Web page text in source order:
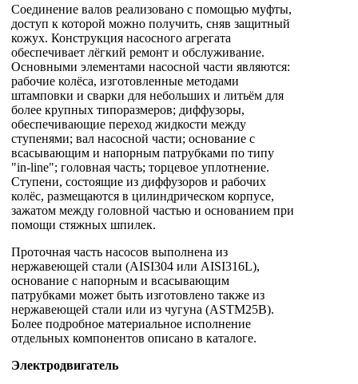
Соединение валов реализовано с помощью муфты,
доступ к которой можно получить, сняв защитный
кожух. Конструкция насосного агрегата
обеспечивает лёгкий ремонт и обслуживание.
Основными элементами насосной части являются:
рабочие колёса, изготовленные методами
штамповки и сварки для небольших и литьём для
более крупных типоразмеров; диффузоры,
обеспечивающие переход жидкости между
ступенями; вал насосной части; основание с
всасывающим и напорным патрубками по типу
"in-line"; головная часть; торцевое уплотнение.
Ступени, состоящие из диффузоров и рабочих
колёс, размещаются в цилиндрическом корпусе,
зажатом между головной частью и основанием при
помощи стяжных шпилек.
Проточная часть насосов выполнена из
нержавеющей стали (AISI304 или AISI316L),
основание с напорным и всасывающим
патрубками может быть изготовлено также из
нержавеющей стали или из чугуна (ASTM25B).
Более подробное материальное исполнение
отдельных компонентов описано в каталоге.
Электродвигатель